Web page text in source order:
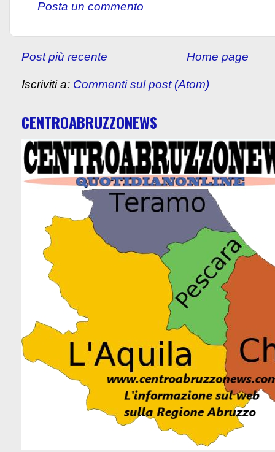
Posta un commento
Post più recente Home page
Iscriviti a: Commenti sul post (Atom)
CENTROABRUZZONEWS